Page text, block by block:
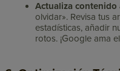
Actualiza contenido
olvidar». Revisa tus
estadísticas, añadir
rotos. ¡Google ama